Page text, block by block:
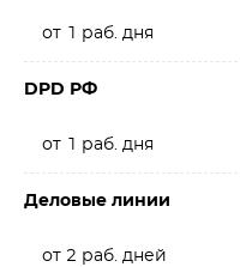
от 1 раб. дня
DPD РФ
от 1 раб. дня
Деловые линии
от 2 раб. дней